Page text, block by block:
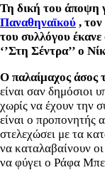
Τη δική του άποψη
Παναθηναϊκού ,
του συλλόγου έκανε
‘’Στη Σέντρα’’ ο
Ο παλαίμαχος άσος
είναι σαν δημόσιοι
χωρίς να έχουν την
είναι ο προπονητής
στελεχώσει με τα
να καταλαβαίνουν
να φύγει ο Ράφα